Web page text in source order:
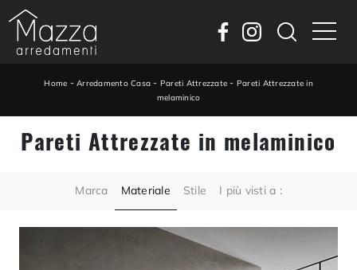
Home - Arredamento Casa - Pareti Attrezzate - Pareti Attrezzate in
melaminico
Pareti Attrezzate in melaminico
Marca Materiale Stile I più visti a :